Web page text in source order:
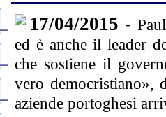
17/04/2015 -
ed è anche il leader
che sostiene il
vero democristiano»,
aziende portoghesi